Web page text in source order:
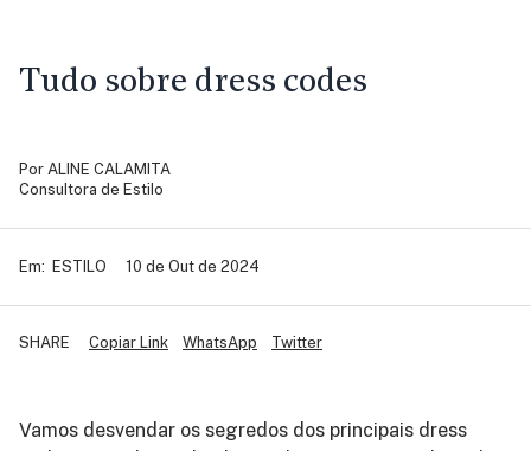
Tudo sobre dress codes
Por ALINE CALAMITA
Consultora de Estilo
Em: ESTILO 10 de Out de 2024
Copiar Link WhatsApp Twitter
SHARE
Vamos desvendar os segredos dos principais dress